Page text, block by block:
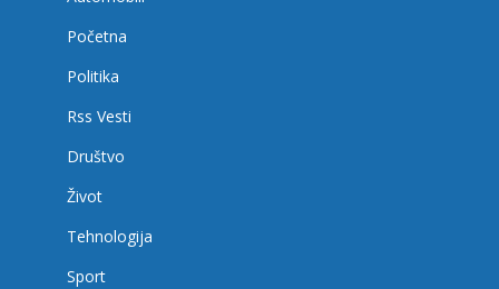
Početna
Politika
Rss Vesti
Društvo
Život
Tehnologija
Sport